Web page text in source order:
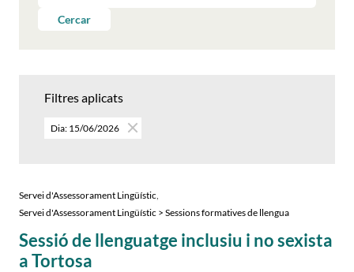
PERCercar
Filtres aplicats
Dia: 15/06/2026
Servei d'Assessorament Lingüístic
Servei d'Assessorament Lingüístic > Sessions formatives de llengua
Sessió de llenguatge inclusiu i no sexista
a Tortosa